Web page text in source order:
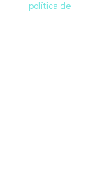
política de